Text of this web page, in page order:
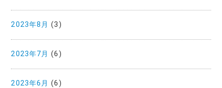
2023年8月 (3)
2023年7月 (6)
2023年6月 (6)